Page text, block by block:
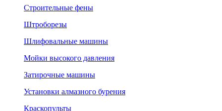
Строительные фены
Штроборезы
Шлифовальные машины
Мойки высокого давления
Затирочные машины
Установки алмазного бурения
Краскопульты